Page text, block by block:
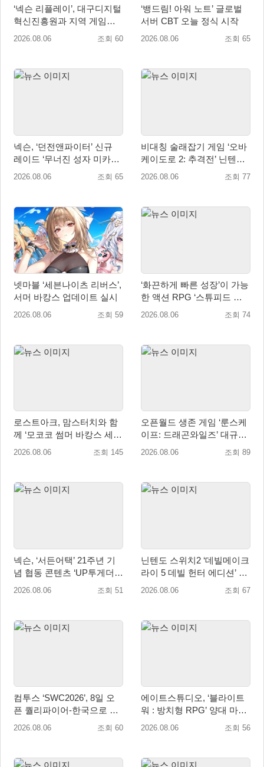
‘넥슨 리플레이’, 대구디지털
혁신진흥원과 지역 게임산
업 육성 위한 업무협약 체결
2026.08.06 조회 60
‘뱅드림! 아워 노트’ 글로벌
서버 CBT 오늘 정식 시작
2026.08.06 조회 65
넥슨, ‘던전앤파이터’ 신규
레이드 ‘무너진 성자 미카엘
라’ 업데이트!
2026.08.06 조회 65
비대칭 술래잡기 게임 ‘오바
케이도로 2: 추격전’ 닌텐도
eShop 출시
2026.08.06 조회 77
넷마블 ‘세븐나이츠 리버스’,
서머 바캉스 업데이트 실시
2026.08.06 조회 59
‘화끈하게 빠른 성장’이 가능
한 액션 RPG ‘스튜피드 네
버 다이즈’ 패키지판 예약판
2026.08.06 조회 74
로스트아크, 맘스터치와 함
께 ‘모코코 썸머 바캉스 세
트’ 출시
2026.08.06 조회 145
오픈월드 생존 게임 ‘룬스케
이프: 드래곤와일즈’ 대규모
유저 편의성 개선 및 사이드
2026.08.06 조회 89
넥슨, ‘서든어택’ 21주년 기
념 협동 콘텐츠 ‘UP투게더’
업데이트
2026.08.06 조회 51
닌텐도 스위치2 ‘데빌메이크
라이 5 데빌 헌터 에디션’ 패
키지 제품 8월 7일 예약판매
2026.08.06 조회 67
컴투스 ‘SWC2026’, 8일 오
픈 퀄리파이어-한국으로 시
즌 개막!
2026.08.06 조회 60
에이트스튜디오, ‘블라이트
워 : 방치형 RPG’ 양대 마켓
인기 순위 1위 달성
2026.08.06 조회 56